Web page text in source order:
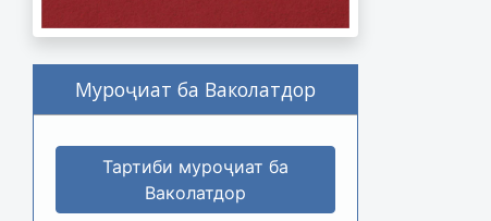
Муроҷиат ба Ваколатдор
Тартиби муроҷиат ба
Ваколатдор